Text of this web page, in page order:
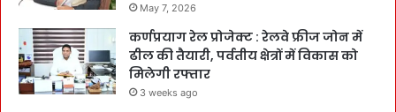
May 7, 2026
कर्णप्रयाग रेल प्रोजेक्ट : रेलवे फ्रीज जोन में
ढील की तैयारी, पर्वतीय क्षेत्रों में विकास को
मिलेगी रफ्तार
3 weeks ago